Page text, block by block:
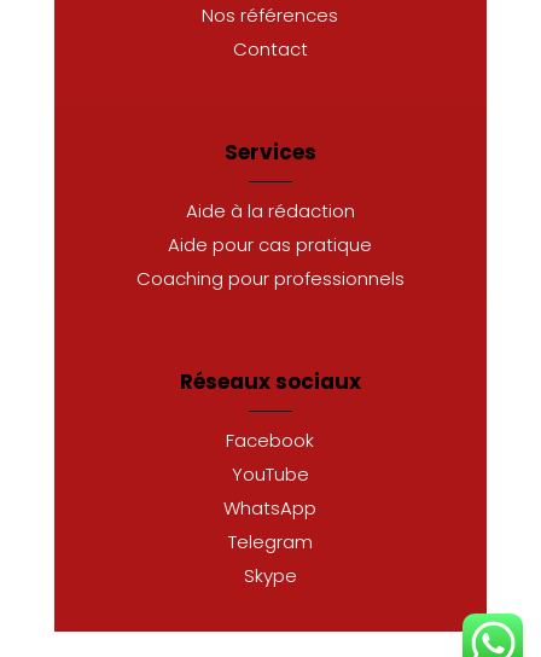
Nos références
Contact
Services
Aide à la rédaction
Aide pour cas pratique
Coaching pour professionnels
Réseaux sociaux
Facebook
YouTube
WhatsApp
Telegram
Skype